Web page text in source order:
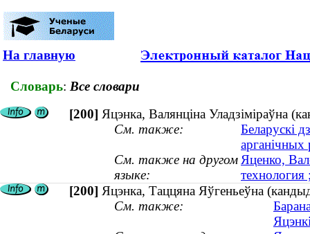
На главную
Словарь: Все словари
[200] Яцэнка, Валянціна Уладзіміраўна
См. также:
Беларускі
арганічных
См. также на другом
языке:
Яценко,
[200] Яцэнка, Таццяна Яўгеньеўна
См. также: